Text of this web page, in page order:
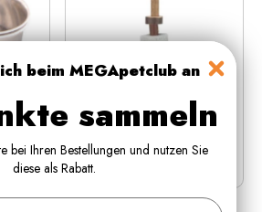
mit
Trixie Vogel Spielzeug
16 cm
beim MEGApetclub an
sammeln
bei Ihren Bestellungen und nutzen Sie
diese als Rabatt.